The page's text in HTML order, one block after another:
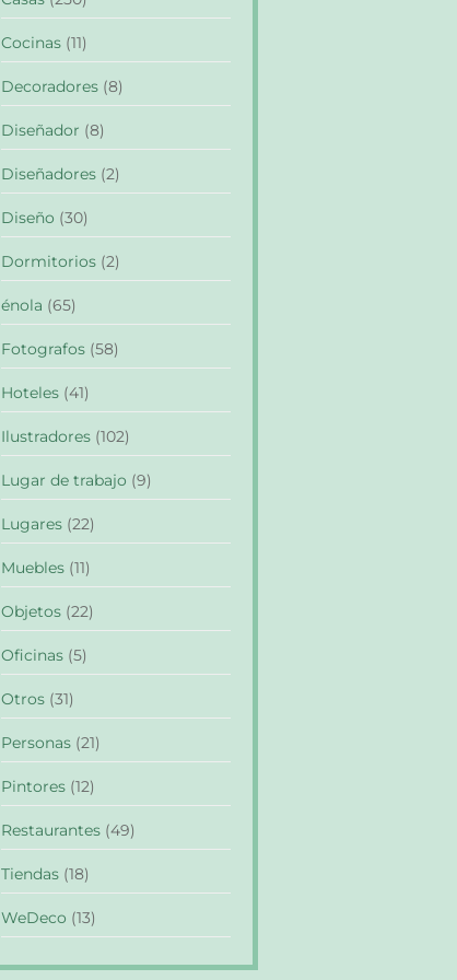
Cocinas (11)
Decoradores (8)
Diseñador (8)
Diseñadores (2)
Diseño (30)
Dormitorios (2)
énola (65)
Fotografos (58)
Hoteles (41)
Ilustradores (102)
Lugar de trabajo (9)
Lugares (22)
Muebles (11)
Objetos (22)
Oficinas (5)
Otros (31)
Personas (21)
Pintores (12)
Restaurantes (49)
Tiendas (18)
WeDeco (13)